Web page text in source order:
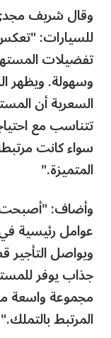
وقال شريف
للسيارات:
تفضيلات
وسهولة. ويظهر
السعرية أن
تتناسب مع
سواء كانت
المتميزة."
وأضاف: "أصبحت
عوامل رئيسية
ويواصل التأجير
جذاب يوفر
مجموعة واسعة
المرتبط بالتملك."